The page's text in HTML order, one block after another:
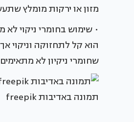
מזון או ירקות מומלץ
• שימוש בחומרי ניקוי
הוא קל לתחזוקה וניקוי
שחומרי ניקיון לא
תמונה באדיבות freepik